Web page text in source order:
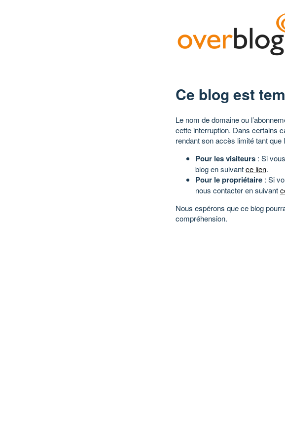
Ce blog est
Le nom de domaine ou
cette interruption. Dans certains
rendant son accès limité tant que
Pour les visiteurs : Si
blog en suivantce lien.
Pour le propriétaire : Si
nous contacter en suivant
Nous espérons que ce blog
compréhension.